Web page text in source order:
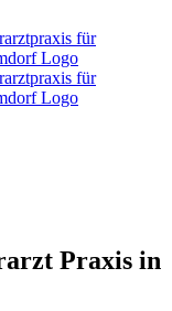
Praxis in